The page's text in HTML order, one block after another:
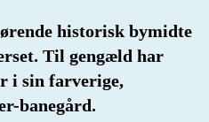
historisk bymidte
Til gengæld har
i sin farverige,
banegård.